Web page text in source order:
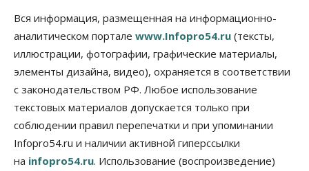
09 Августа 2026, 17:00
Власть
Транспортный коридор Абакан-Бийск предлагают
строить по концессии
09 Августа 2026, 16:00
Общество
«Солнечный день» приватизирует
муниципальное имущество в Новосибирске
Вся информация, размещенная на информационно-
аналитическом портале www.Infopro54.ru (тексты,
иллюстрации, фотографии, графические материалы,
элементы дизайна, видео), охраняется в соответствии
с законодательством РФ. Любое использование
текстовых материалов допускается только при
соблюдении правил перепечатки и при упоминании
Infopro54.ru и наличии активной гиперссылки
на infopro54.ru. Использование (воспроизведение)